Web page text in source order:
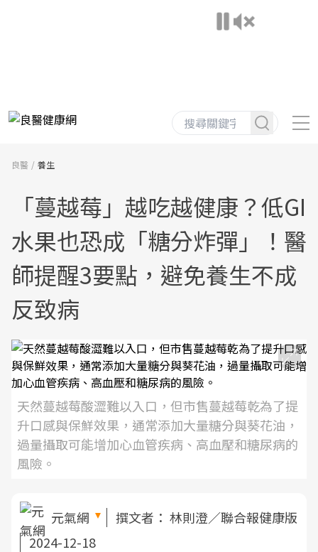
良醫 養生
「蔓越莓」越吃越健康？低GI
水果也恐成「糖分炸彈」！醫
師提醒3要點，避免養生不成
反致病
天然蔓越莓酸澀難以入口，但市售蔓越莓乾為了提
升口感與保鮮效果，通常添加大量糖分與葵花油，
過量攝取可能增加心血管疾病、高血壓和糖尿病的
風險。
元氣網 撰文者： 林則澄／聯合報健康版
2024-12-18